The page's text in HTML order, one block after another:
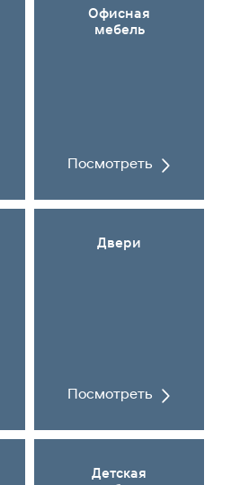
Офисная
мебель
Посмотреть
Двери
Посмотреть
Детская